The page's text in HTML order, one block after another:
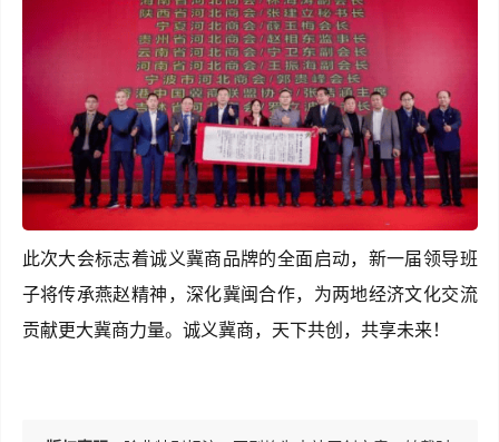
此次大会标志着诚义冀商品牌的全面启动，新一届领导班
子将传承燕赵精神，深化冀闽合作，为两地经济文化交流
贡献更大冀商力量。诚义冀商，天下共创，共享未来！